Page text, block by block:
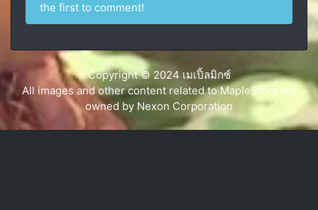
the first to comment!
Copyright © 2024 เมเปิ้ลมิกซ์
All images and other content related to MapleStory are
owned by Nexon Corporation